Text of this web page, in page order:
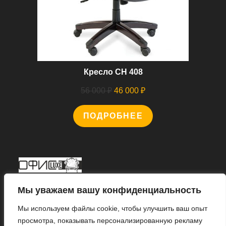
Мы уважаем вашу конфиденциальность
Мы используем файлы cookie, чтобы улучшить ваш опыт
просмотра, показывать персонализированную рекламу
Кресло CH 408
56 000₽ Первоначальная
цена
составляла
46 000 ₽Текущая
46
ПОДРОБНЕЕ